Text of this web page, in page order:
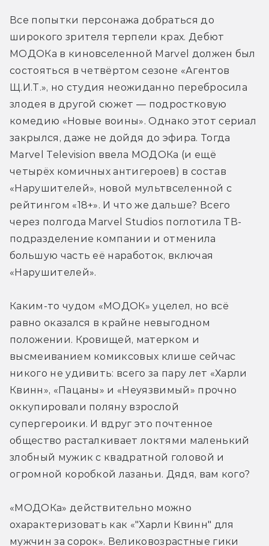
Все попытки персонажа добраться до
широкого зрителя терпели крах. Дебют
МОДОКа в киновселенной Marvel должен был
состояться в четвёртом сезоне «Агентов
Щ.И.Т.», но студия неожиданно перебросила
злодея в другой сюжет — подростковую
комедию «Новые воины». Однако этот сериал
закрылся, даже не дойдя до эфира. Тогда
Marvel Television ввела МОДОКа (и ещё
четырёх комичных антигероев) в состав
«Нарушителей», новой мультвселенной с
рейтингом «18+». И что же дальше? Всего
через полгода Marvel Studios поглотила ТВ-
подразделение компании и отменила
большую часть её наработок, включая
«Нарушителей».
Каким-то чудом «МОДОК» уцелел, но всё
равно оказался в крайне невыгодном
положении. Кровищей, матерком и
высмеиванием комиксовых клише сейчас
никого не удивить: всего за пару лет «Харли
Квинн», «Пацаны» и «Неуязвимый» прочно
оккупировали поляну взрослой
супергероики. И вдруг это почтенное
общество расталкивает локтями маленький
злобный мужик с квадратной головой и
огромной коробкой лазаньи. Дядя, вам кого?
«МОДОКа» действительно можно
охарактеризовать как «"Харли Квинн" для
мужчин за сорок». Великовозрастные гики